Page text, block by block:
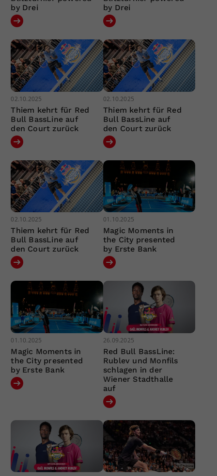
by Drei
by Drei
02.10.2025
Thiem kehrt für Red
Bull BassLine auf
den Court zurück
02.10.2025
Thiem kehrt für Red
Bull BassLine auf
den Court zurück
02.10.2025
Thiem kehrt für Red
Bull BassLine auf
den Court zurück
01.10.2025
Magic Moments in
the City presented
by Erste Bank
01.10.2025
Magic Moments in
the City presented
by Erste Bank
26.09.2025
Red Bull BassLine:
Rublev und Monfils
schlagen in der
Wiener Stadthalle
auf